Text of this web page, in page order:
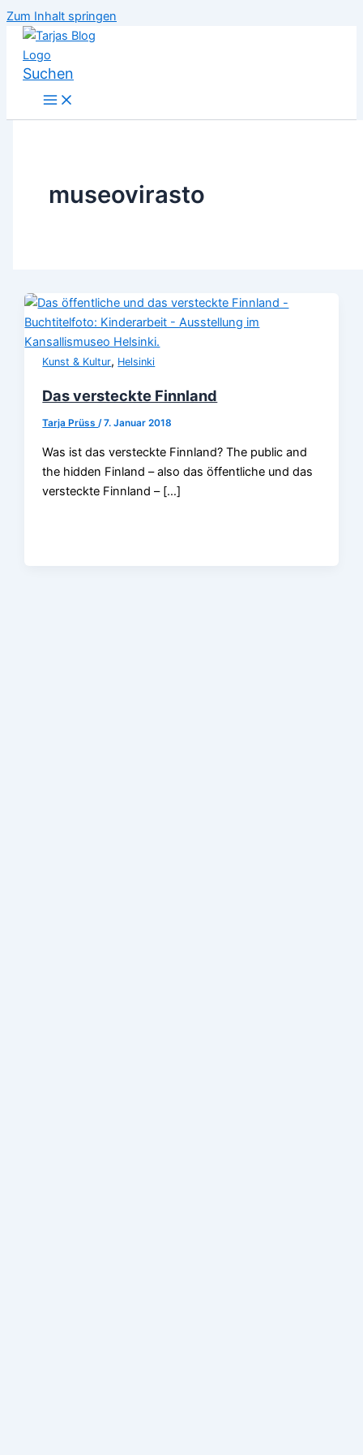
Zum Inhalt springen
Suchen
museovirasto
Kunst & Kultur, Helsinki
Das versteckte Finnland
Tarja Prüss/7. Januar 2018
Was ist das versteckte Finnland? The public and
the hidden Finland – also das öffentliche und das
versteckte Finnland – […]